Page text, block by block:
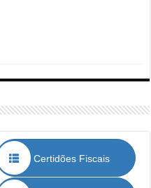
Certidões Fiscais